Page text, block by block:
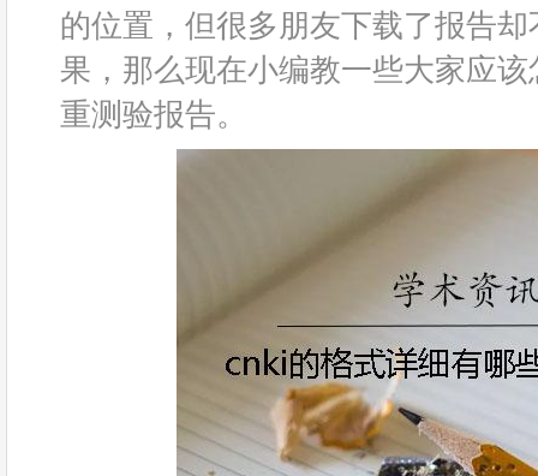
的位置，但很多朋友下载了报告
果，那么现在小编教一些大家应
重测验报告。